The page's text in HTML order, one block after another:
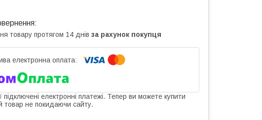
товару протягом 14 днів за рахунок покупця
підключені електронні платежі. Тепер ви можете купити
товар не покидаючи сайту.